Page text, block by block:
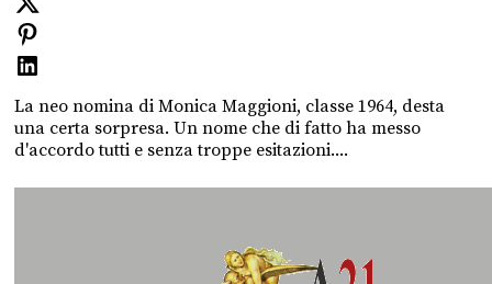
La neo nomina di Monica Maggioni, classe 1964, desta
una certa sorpresa. Un nome che di fatto ha messo
d'accordo tutti e senza troppe esitazioni....